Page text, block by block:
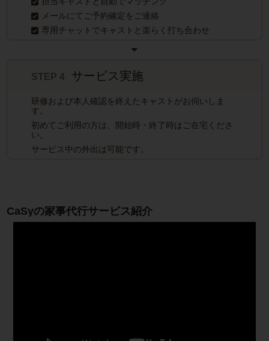
メールにてご予約確定をご連絡
専用チャットでキャストと楽らく打ち合わせ
STEP４ サービス実施
研修および本人確認を終えたキャストがお伺いしま
す。
初めてご利用の方は、開始時・終了時はご在宅くださ
い。
サービス中の外出は可能です。
CaSyの家事代行サービス紹介